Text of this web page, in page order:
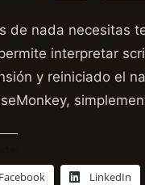
de nada necesitas
interpretar
y reiniciado el
Facebook LinkedIn